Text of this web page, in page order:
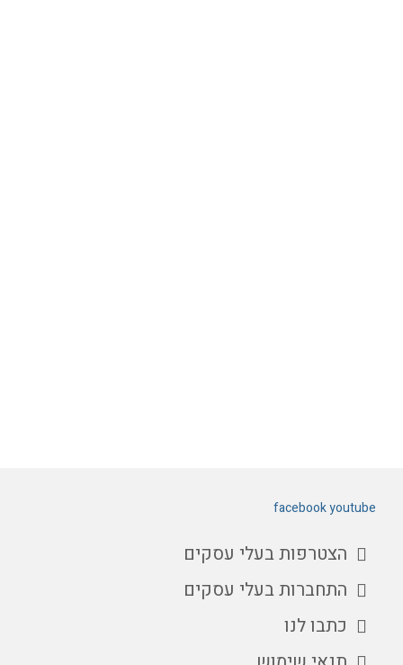
facebookyoutube
הצטרפות בעלי עסקים
התחברות בעלי עסקים
כתבו לנו